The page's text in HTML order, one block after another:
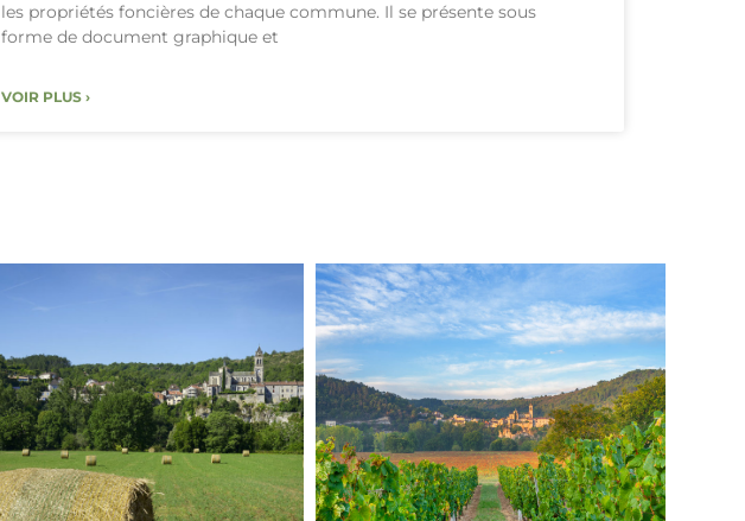
les propriétés foncières de chaque commune. Il se présente sous
forme de document graphique et
VOIR PLUS ›